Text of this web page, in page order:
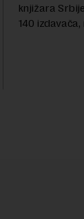
knjižara
140